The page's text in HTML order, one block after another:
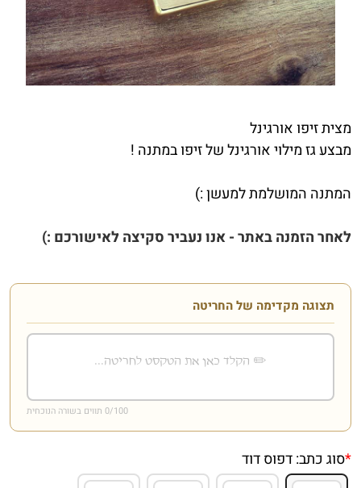
מצית זיפו אורגינל
מבצע גז מילוי אורגינל של זיפו במתנה !
המתנה המושלמת למעשן :)
לאחר הזמנה באתר - אנו נעביר סקיצה לאישורכם :)
תצוגה מקדימה של החריטה
0/100 תווים בשורה הנוכחית
*סוג כתב:דפוס דוד